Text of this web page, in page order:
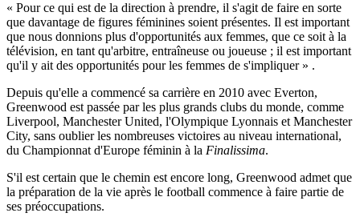
« Pour ce qui est de la direction à prendre, il s'agit de faire en sorte
que davantage de figures féminines soient présentes. Il est important
que nous donnions plus d'opportunités aux femmes, que ce soit à la
télévision, en tant qu'arbitre, entraîneuse ou joueuse ; il est important
qu'il y ait des opportunités pour les femmes de s'impliquer » .
Depuis qu'elle a commencé sa carrière en 2010 avec Everton,
Greenwood est passée par les plus grands clubs du monde, comme
Liverpool, Manchester United, l'Olympique Lyonnais et Manchester
City, sans oublier les nombreuses victoires au niveau international,
du Championnat d'Europe féminin à la Finalissima.
S'il est certain que le chemin est encore long, Greenwood admet que
la préparation de la vie après le football commence à faire partie de
ses préoccupations.